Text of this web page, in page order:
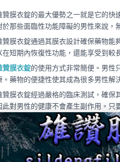
贊膜衣錠的最大優勢之一就是它的
於那些面臨性功能障礙的男性來說，
贊膜衣錠通過其膜衣設計確保藥物
短期內恢復性功能，還能享受到較
贊膜衣錠的使用方式非常簡便。男性
。藥物的便捷性使其成為很多男性解
贊膜衣錠經過嚴格的臨床測試，確
此對男性的健康不會產生副作用。只